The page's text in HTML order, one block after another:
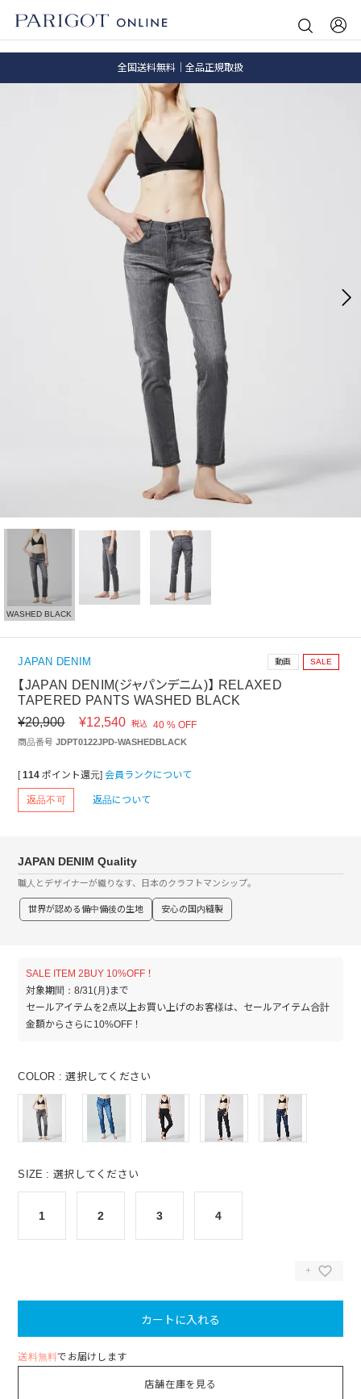
SALE ITEM 2BUY 10%OFF
全国送料無料｜全品正規取扱
8.5 wedに会員プログラムが生まれ変わります！
WASHED BLACK
JAPAN DENIM
【JAPAN DENIM(ジャパンデニム)】 RELAXED
TAPERED PANTS WASHED BLACK
¥20,900 ¥12,540 税込 40 % OFF
動画 SALE
商品番号 JDPT0122JPD-WASHEDBLACK
[ 114 ポイント還元] 会員ランクについて
返品不可 返品について
JAPAN DENIM Quality
職人とデザイナーが織りなす、日本のクラフトマンシップ。
世界が認める備中備後の生地 安心の国内縫製
SALE ITEM 2BUY 10%OFF！
対象期間：8/31(月)まで
セールアイテムを2点以上お買い上げのお客様は、セールアイテム合計
金額からさらに10%OFF！
COLOR 選択してください
SIZE 選択してください
1 2 3 4
カートに入れる
送料無料でお届けします
店舗在庫を見る